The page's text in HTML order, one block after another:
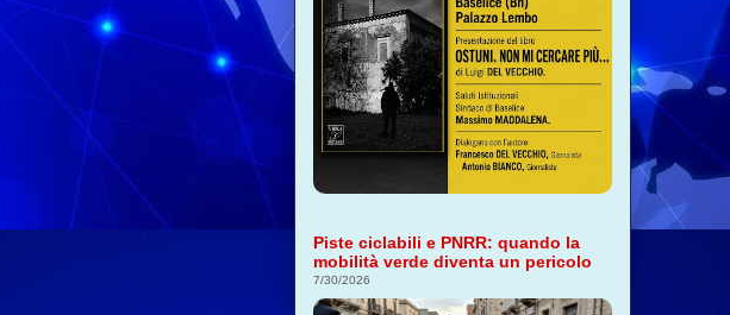
Piste ciclabili e PNRR: quando la
mobilità verde diventa un pericolo
7/30/2026